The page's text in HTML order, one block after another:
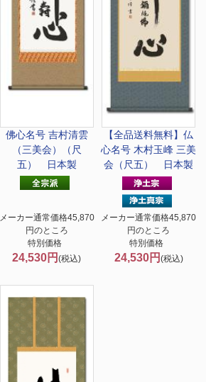
佛心名号 吉村清雲
（三美会）（尺
五） 日本製
メーカー通常価格45,870
円のところ
特別価格
24,530円(税込)
【全品送料無料】仏
心名号 木村玉峰 三美
会（尺五） 日本製
メーカー通常価格45,870
円のところ
特別価格
24,530円 (税込)